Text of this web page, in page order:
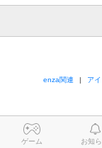
enza関連 ア
ゲーム お知